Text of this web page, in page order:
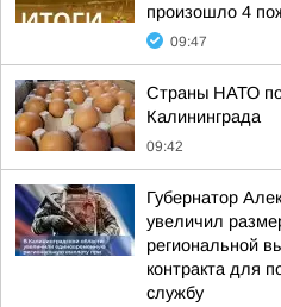
произошло 4
09:47
Страны НАТО
Калининграда
09:42
Губернатор
увеличил
региональной
контракта для
службу